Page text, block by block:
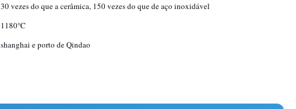
30 vezes do que a cerâmica, 150 vezes do que de aço inoxidável
1180℃
shanghai e porto de Qindao